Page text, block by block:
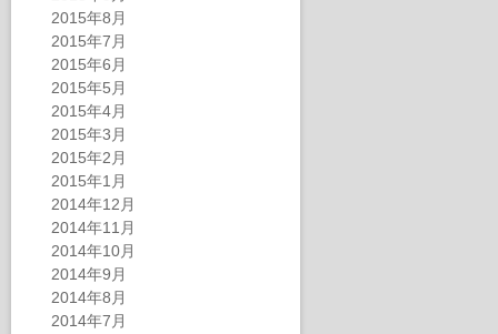
2015年8月
2015年7月
2015年6月
2015年5月
2015年4月
2015年3月
2015年2月
2015年1月
2014年12月
2014年11月
2014年10月
2014年9月
2014年8月
2014年7月